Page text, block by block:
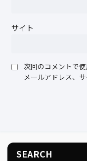
サイト
次回のコメントで
メールアドレス、
SEARCH